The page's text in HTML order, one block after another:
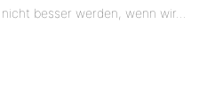
besser werden, wenn wir...